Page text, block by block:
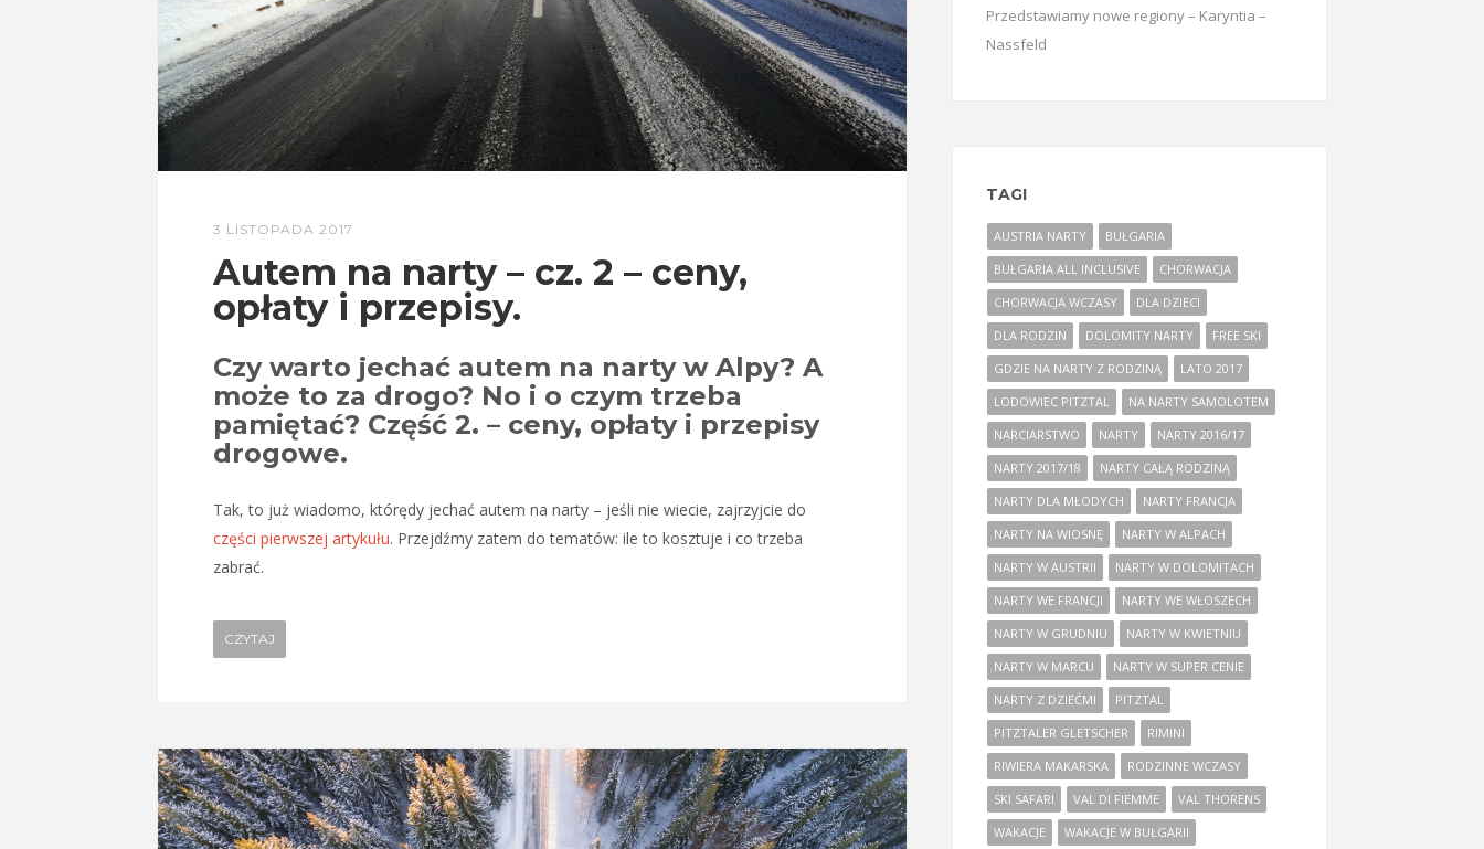
3 LISTOPADA 2017
Autem na narty – cz. 2 – ceny,
opłaty i przepisy.
Czy warto jechać autem na narty w Alpy? A
może to za drogo? No i o czym trzeba
pamiętać? Część 2. – ceny, opłaty i przepisy
drogowe.
Tak, to już wiadomo, którędy jechać autem na narty – jeśli nie wiecie, zajrzyjcie do
części pierwszej artykułu. Przejdźmy zatem do tematów: ile to kosztuje i co trzeba
zabrać.
CZYTAJ
Przedstawiamy nowe regiony – Karyntia –
Nassfeld
TAGI
AUSTRIA NARTY
BUŁGARIA
BUŁGARIA ALL INCLUSIVE
CHORWACJA
CHORWACJA WCZASY
DLA DZIECI
DLA RODZIN
DOLOMITY NARTY
FREE SKI
GDZIE NA NARTY Z RODZINĄ
LATO 2017
LODOWIEC PITZTAL
NA NARTY SAMOLOTEM
NARCIARSTWO
NARTY
NARTY 2016/17
NARTY 2017/18
NARTY CAŁĄ RODZINĄ
NARTY DLA MŁODYCH
NARTY FRANCJA
NARTY NA WIOSNĘ
NARTY W ALPACH
NARTY W AUSTRII
NARTY W DOLOMITACH
NARTY WE FRANCJI
NARTY WE WŁOSZECH
NARTY W GRUDNIU
NARTY W KWIETNIU
NARTY W MARCU
NARTY W SUPER CENIE
NARTY Z DZIEĆMI
PITZTAL
PITZTALER GLETSCHER
RIMINI
RIWIERA MAKARSKA
RODZINNE WCZASY
SKI SAFARI
VAL DI FIEMME
VAL THORENS
WAKACJE
WAKACJE W BUŁGARII